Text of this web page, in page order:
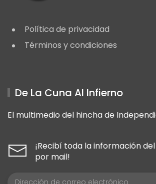
Política de privacidad
Términos y condiciones
De La Cuna Al Infierno
El multimedio del hincha de
¡Recibí toda la información
por mail!